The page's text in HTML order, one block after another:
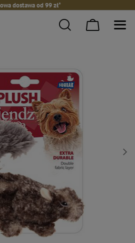
dostawa od 99 zł*